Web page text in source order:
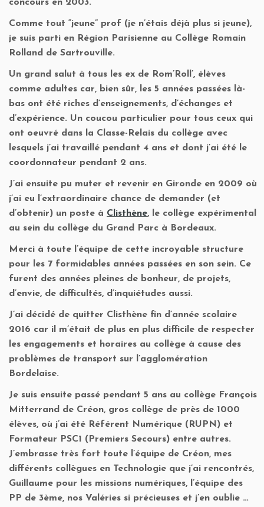
concours en 2003.
Comme tout “jeune” prof (je n’étais déjà plus si jeune),
je suis parti en Région Parisienne au Collège Romain
Rolland de Sartrouville.
Un grand salut à tous les ex de Rom’Roll’, élèves
comme adultes car, bien sûr, les 5 années passées là-
bas ont été riches d’enseignements, d’échanges et
d’expérience. Un coucou particulier pour tous ceux qui
ont oeuvré dans la Classe-Relais du collège avec
lesquels j’ai travaillé pendant 4 ans et dont j’ai été le
coordonnateur pendant 2 ans.
J’ai ensuite pu muter et revenir en Gironde en 2009 où
j’ai eu l’extraordinaire chance de demander (et
d’obtenir) un poste à Clisthène, le collège expérimental
au sein du collège du Grand Parc à Bordeaux.
Merci à toute l’équipe de cette incroyable structure
pour les 7 formidables années passées en son sein. Ce
furent des années pleines de bonheur, de projets,
d’envie, de difficultés, d’inquiétudes aussi.
J’ai décidé de quitter Clisthène fin d’année scolaire
2016 car il m’était de plus en plus difficile de respecter
les engagements et horaires au collège à cause des
problèmes de transport sur l’agglomération
Bordelaise.
Je suis ensuite passé pendant 5 ans au collège François
Mitterrand de Créon, gros collège de près de 1000
élèves, où j’ai été Référent Numérique (RUPN) et
Formateur PSC1 (Premiers Secours) entre autres.
J’embrasse très fort toute l’équipe de Créon, mes
différents collègues en Technologie que j’ai rencontrés,
Guillaume pour les missions numériques, l’équipe des
PP de 3ème, nos Valéries si précieuses et j’en oublie …